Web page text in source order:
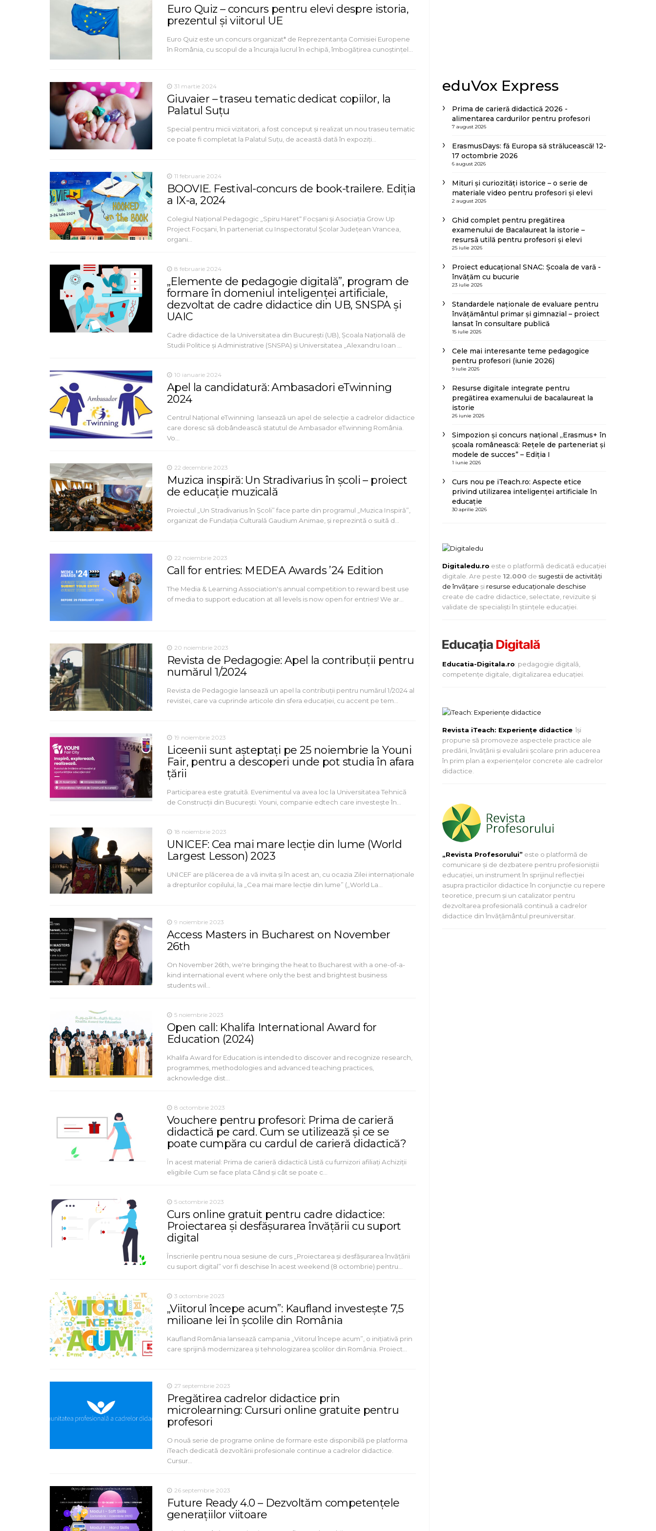
Euro Quiz – concurs pentru elevi despre istoria,
prezentul și viitorul UE
Euro Quiz este un concurs organizat* de Reprezentanța Comisiei Europene
în România, cu scopul de a încuraja lucrul în echipă, îmbogățirea cunoștințel…
31 martie 2024
Giuvaier – traseu tematic dedicat copiilor, la
Palatul Suțu
Special pentru micii vizitatori, a fost conceput și realizat un nou traseu tematic
ce poate fi completat la Palatul Suțu, de această dată în expoziți…
11 februarie 2024
BOOVIE. Festival-concurs de book-trailere. Ediția
a IX-a, 2024
Colegiul Național Pedagogic „Spiru Haret“ Focșani și Asociația Grow Up
Project Focșani, în parteneriat cu Inspectoratul Şcolar Judeţean Vrancea,
organi…
8 februarie 2024
„Elemente de pedagogie digitală”, program de
formare în domeniul inteligenței artificiale,
dezvoltat de cadre didactice din UB, SNSPA și
UAIC
Cadre didactice de la Universitatea din București (UB), Școala Națională de
Studii Politice și Administrative (SNSPA) și Universitatea „Alexandru Ioan …
10 ianuarie 2024
Apel la candidatură: Ambasadori eTwinning
2024
Centrul Național eTwinning lansează un apel de selecție a cadrelor didactice
care doresc să dobândească statutul de Ambasador eTwinning România.
Vo…
22 decembrie 2023
Muzica inspiră: Un Stradivarius în școli – proiect
de educație muzicală
Proiectul „Un Stradivarius în Școli” face parte din programul „Muzica Inspiră”,
organizat de Fundația Culturală Gaudium Animae, și reprezintă o suită d…
22 noiembrie 2023
Call for entries: MEDEA Awards ’24 Edition
The Media & Learning Association's annual competition to reward best use
of media to support education at all levels is now open for entries! We ar…
20 noiembrie 2023
Revista de Pedagogie: Apel la contribuții pentru
numărul 1/2024
Revista de Pedagogie lansează un apel la contribuții pentru numărul 1/2024 al
revistei, care va cuprinde articole din sfera educației, cu accent pe tem…
19 noiembrie 2023
Liceenii sunt așteptați pe 25 noiembrie la Youni
Fair, pentru a descoperi unde pot studia în afara
țării
Participarea este gratuită. Evenimentul va avea loc la Universitatea Tehnică
de Construcții din București. Youni, companie edtech care investește în…
18 noiembrie 2023
UNICEF: Cea mai mare lecție din lume (World
Largest Lesson) 2023
UNICEF are plăcerea de a vă invita și în acest an, cu ocazia Zilei internaționale
a drepturilor copilului, la „Cea mai mare lecție din lume” („World La…
9 noiembrie 2023
Access Masters in Bucharest on November
26th
On November 26th, we're bringing the heat to Bucharest with a one-of-a-
kind international event where only the best and brightest business
students wil…
5 noiembrie 2023
Open call: Khalifa International Award for
Education (2024)
Khalifa Award for Education is intended to discover and recognize research,
programmes, methodologies and advanced teaching practices,
acknowledge dist…
8 octombrie 2023
Vouchere pentru profesori: Prima de carieră
didactică pe card. Cum se utilizează și ce se
poate cumpăra cu cardul de carieră didactică?
În acest material: Prima de carieră didactică Listă cu furnizori afiliați Achiziții
eligibile Cum se face plata Când și cât se poate c…
5 octombrie 2023
Curs online gratuit pentru cadre didactice:
Proiectarea și desfășurarea învățării cu suport
digital
Înscrierile pentru noua sesiune de curs „Proiectarea și desfășurarea învățării
cu suport digital” vor fi deschise în acest weekend (8 octombrie) pentru…
3 octombrie 2023
„Viitorul începe acum”: Kaufland investește 7,5
milioane lei în școlile din România
Kaufland România lansează campania „Viitorul începe acum”, o inițiativă prin
care sprijină modernizarea și tehnologizarea școlilor din România. Proiect…
27 septembrie 2023
Pregătirea cadrelor didactice prin
microlearning: Cursuri online gratuite pentru
profesori
O nouă serie de programe online de formare este disponibilă pe platforma
iTeach dedicată dezvoltării profesionale continue a cadrelor didactice.
Cursur…
26 septembrie 2023
Future Ready 4.0 – Dezvoltăm competențele
generațiilor viitoare
eduVox Express
Prima de carieră didactică 2026 -
alimentarea cardurilor pentru profesori
7 august 2026
ErasmusDays: fă Europa să strălucească! 12-
17 octombrie 2026
6 august 2026
Mituri și curiozități istorice – o serie de
materiale video pentru profesori și elevi
2 august 2026
Ghid complet pentru pregătirea
examenului de Bacalaureat la istorie –
resursă utilă pentru profesori și elevi
25 iulie 2026
Proiect educațional SNAC: Școala de vară -
învățăm cu bucurie
23 iulie 2026
Standardele naționale de evaluare pentru
învățământul primar și gimnazial – proiect
lansat în consultare publică
15 iulie 2026
Cele mai interesante teme pedagogice
pentru profesori (iunie 2026)
9 iulie 2026
Resurse digitale integrate pentru
pregătirea examenului de bacalaureat la
istorie
26 iunie 2026
Simpozion și concurs național „Erasmus+ în
școala românească: Rețele de parteneriat și
modele de succes” – Ediția I
1 iunie 2026
Curs nou pe iTeach.ro: Aspecte etice
privind utilizarea inteligenței artificiale în
educație
30 aprilie 2026
Digitaledu.ro este o platformă dedicată educației
digitale. Are peste 12.000 de sugestii de activități
de învățare și resurse educaționale deschise
create de cadre didactice, selectate, revizuite și
validate de specialiști în științele educației.
Educatia-Digitala.ro: pedagogie digitală,
competențe digitale, digitalizarea educației.
Revista iTeach: Experienţe didactice îşi
propune să promoveze aspectele practice ale
predării, învăţării şi evaluării şcolare prin aducerea
în prim plan a experienţelor concrete ale cadrelor
didactice.
„Revista Profesorului” este o platformă de
comunicare și de dezbatere pentru profesioniștii
educației, un instrument în sprijinul reflecției
asupra practicilor didactice în conjuncție cu repere
teoretice, precum și un catalizator pentru
dezvoltarea profesională continuă a cadrelor
didactice din învățământul preuniversitar.